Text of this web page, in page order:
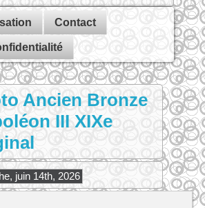
Contact
Ancien Bronze
III XIXe
juin 14th, 2026